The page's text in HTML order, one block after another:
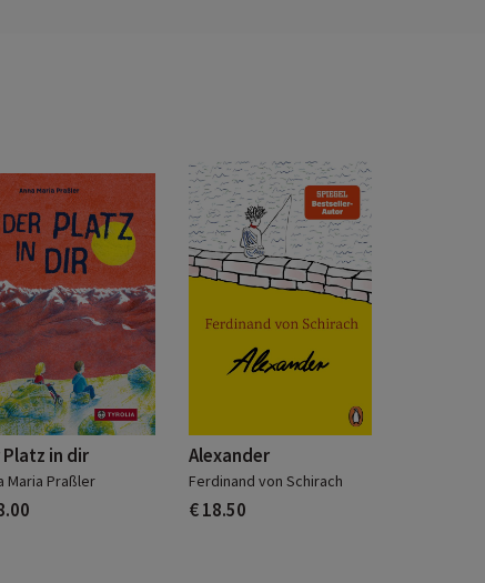
Platz in dir
Maria Praßler
Alexander
Ferdinand von Schirach
€ 18.50